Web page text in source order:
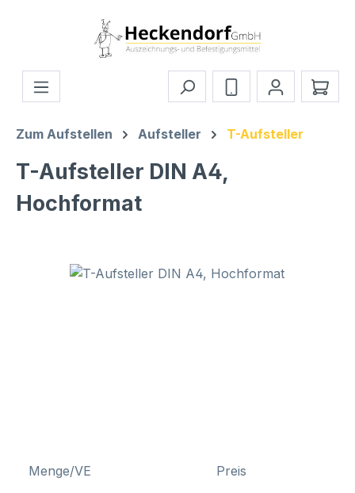
Zum Hauptinhalt springen
Zum Aufstellen Aufsteller T-Aufsteller
T-Aufsteller DIN A4,
Hochformat
Bildergalerie überspringen
Menge/VE Preis